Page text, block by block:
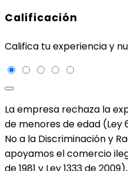
Calificación
Califica tu experiencia y
La empresa rechaza la
de menores de edad (Ley
No a la Discriminación y
apoyamos el comercio